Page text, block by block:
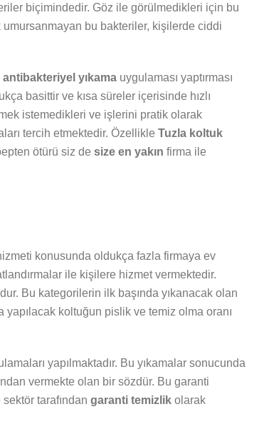
biçimindedir. Göz ile görülmedikleri için bu
umursanmayan bu bakteriler, kişilerde ciddi
antibakteriyel yıkama uygulaması yaptırması
basittir ve kısa süreler içerisinde hızlı
istemedikleri ve işlerini pratik olarak
tercih etmektedir. Özellikle Tuzla koltuk
ötürü siz de size en yakın firma ile
konusunda oldukça fazla firmaya ev
ile kişilere hizmet vermektedir.
Bu kategorilerin ilk başında yıkanacak olan
yapılacak koltuğun pislik ve temiz olma oranı
yapılmaktadır. Bu yıkamalar sonucunda
vermekte olan bir sözdür. Bu garanti
tarafından garanti temizlik olarak